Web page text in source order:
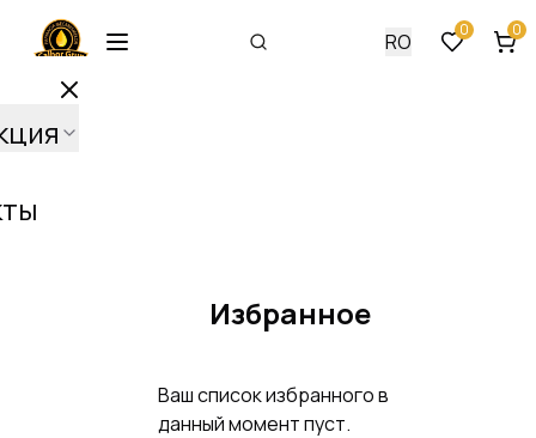
RO 0 0
Избранное
Ваш список избранного в
данный момент пуст.